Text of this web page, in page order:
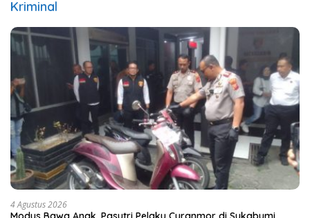
Kriminal
4 Agustus 2026